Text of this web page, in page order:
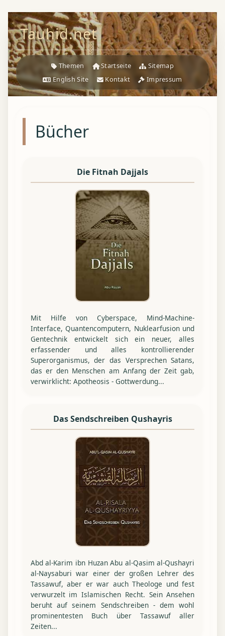
Tauhid.net
Themen Startseite
Sitemap
English Site
Kontakt Impressum
Bücher
Die Fitnah Dajjals
Mit Hilfe von Cyberspace, Mind-Machine-
Interface, Quantencomputern, Nuklearfusion und
Gentechnik entwickelt sich ein neuer, alles
erfassender und alles kontrollierender
Superorganismus, der das Versprechen Satans,
das er den Menschen am Anfang der Zeit gab,
verwirklicht: Apotheosis - Gottwerdung...
Das Sendschreiben Qushayris
Abd al-Karim ibn Huzan Abu al-Qasim al-Qushayri
al-Naysaburi war einer der großen Lehrer des
Tassawuf, aber er war auch Theologe und fest
verwurzelt im Islamischen Recht. Sein Ansehen
beruht auf seinem Sendschreiben - dem wohl
prominentesten Buch über Tassawuf aller
Zeiten...